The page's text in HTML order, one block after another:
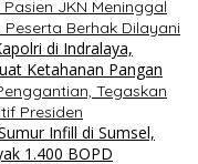
JKN Meninggal
Berhak Dilayani
Tegaskan
Presiden